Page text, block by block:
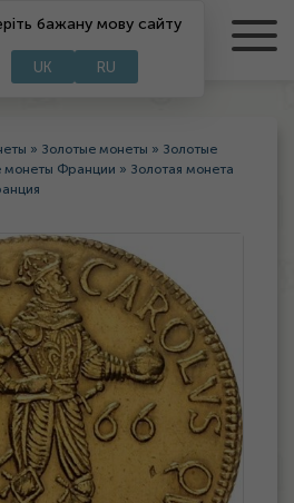
RU
бажану мову сайту
UK RU
» Золотые монеты » Золотые
монеты Франции » Золотая монета